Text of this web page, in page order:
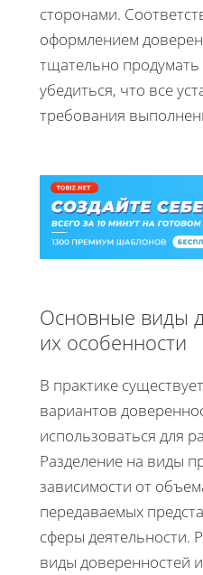
сторонами.
оформлением
тщательно
убедиться, что все
требования
Основные виды
их особенности
В практике
вариантов
использоваться для
Разделение на виды
зависимости от
передаваемых
сферы деятельности.
виды доверенностей